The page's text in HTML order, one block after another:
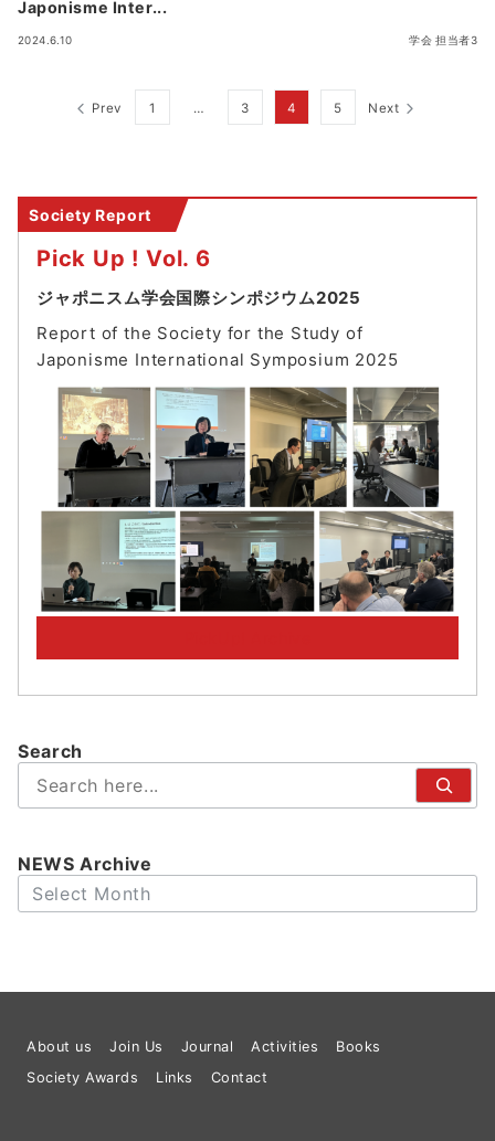
Japonisme Inter...
2024.6.10 学会 担当者3
Posts Prev 1 … 3 4 5 Next
Society Report
Pick Up ! Vol. 6
ジャポニスム学会国際シンポジウム2025
Report of the Society for the Study of
Japonisme International Symposium 2025
Search
NEWS Archive
Archives
About us Join Us Journal Activities
Books
Society Awards
Links Contact